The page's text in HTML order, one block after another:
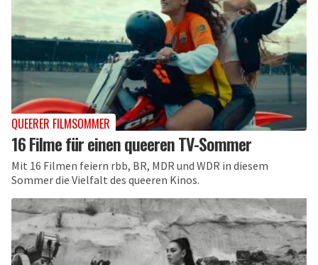
QUEERER FILMSOMMER
16 Filme für einen queeren TV-Sommer
Mit 16 Filmen feiern rbb, BR, MDR und WDR in diesem
Sommer die Vielfalt des queeren Kinos.